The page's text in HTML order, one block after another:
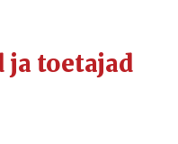
toetajad